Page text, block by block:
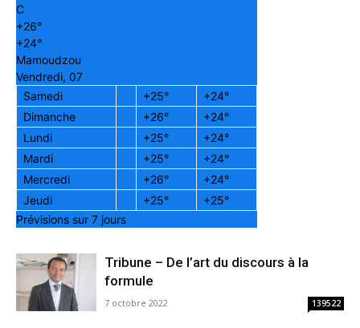
C
+26°
+24°
Mamoudzou
Vendredi, 07
Samedi
+25° +24°
Dimanche
+26° +24°
Lundi
+25° +24°
Mardi
+25° +24°
Mercredi
+26° +24°
Jeudi
+25° +25°
Prévisions sur 7 jours
Tribune – De l’art du discours à la
formule
7 octobre 2022 139522